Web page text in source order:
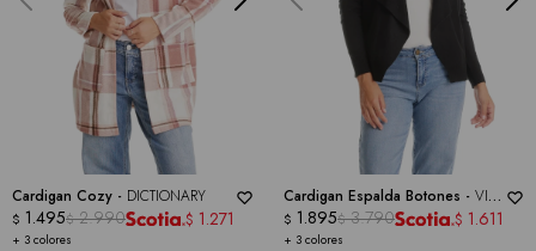
Cardigan Cozy - DICTIONARY
+ 3 colores
$ 1.495$ 2.990 $ 1.271
Cardigan Espalda Botones - VILA
MILANO
+ 3 colores
$ 1.895$ 3.790 $ 1.611